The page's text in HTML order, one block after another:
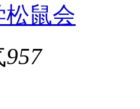
松鼠会
957